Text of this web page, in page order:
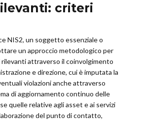
criteri
NIS2, un soggetto essenziale o
un approccio metodologico per
attraverso il coinvolgimento
e direzione, cui è imputata la
violazioni anche attraverso
di aggiornamento continuo delle
quelle relative agli asset e ai servizi
del punto di contatto,